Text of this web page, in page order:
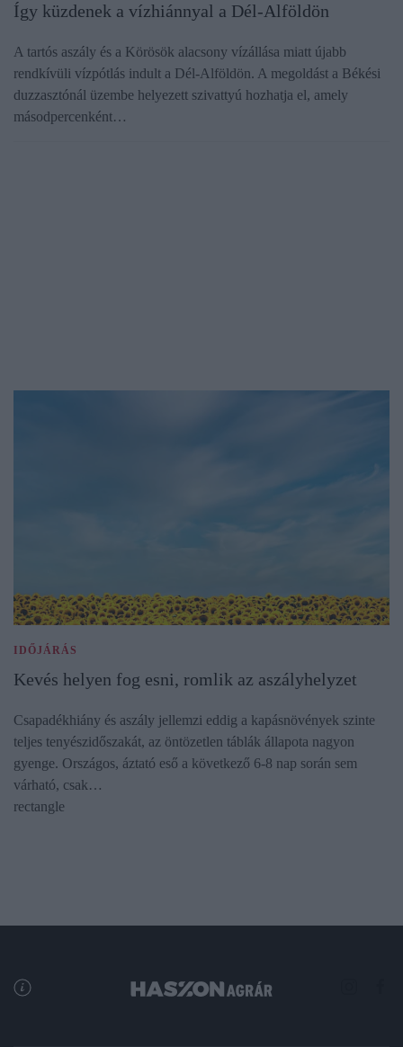
Így küzdenek a vízhiánnyal a Dél-Alföldön
A tartós aszály és a Körösök alacsony vízállása miatt újabb
rendkívüli vízpótlás indult a Dél-Alföldön. A megoldást a Békési
duzzasztónál üzembe helyezett szivattyú hozhatja el, amely
másodpercenként…
IDŐJÁRÁS
Kevés helyen fog esni, romlik az aszályhelyzet
Csapadékhiány és aszály jellemzi eddig a kapásnövények szinte
teljes tenyészidőszakát, az öntözetlen táblák állapota nagyon
gyenge. Országos, áztató eső a következő 6-8 nap során sem
várható, csak…
rectangle